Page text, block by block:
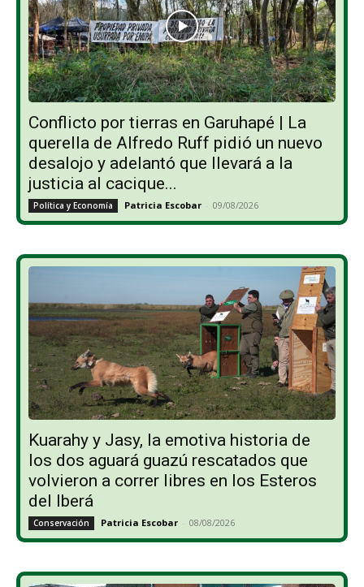
Conflicto por tierras en Garuhapé | La
querella de Alfredo Ruff pidió un nuevo
desalojo y adelantó que llevará a la
justicia al cacique...
Política y Economía Patricia Escobar - 09/08/2026
Kuarahy y Jasy, la emotiva historia de
los dos aguará guazú rescatados que
volvieron a correr libres en los Esteros
del Iberá
Conservación Patricia Escobar - 08/08/2026